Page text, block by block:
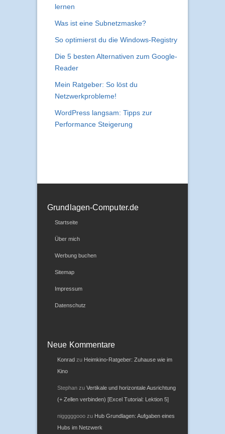
lernen
Was ist eine Subnetzmaske?
So optimierst du die Windows-Registry
Die 5 besten Alternativen zum Google-
Reader
Mein Ratgeber: So löst du
Netzwerkprobleme!
WordPress langsam: Tipps zur
Performance Steigerung
Grundlagen-Computer.de
Startseite
Über mich
Werbung buchen
Sitemap
Impressum
Datenschutz
Neue Kommentare
Konrad zu Heimkino-Ratgeber: Zuhause wie im
Kino
Stephan zu Vertikale und horizontale Ausrichtung
(+ Zellen verbinden) [Excel Tutorial: Lektion 5]
nigggggooo zu Hub Grundlagen: Aufgaben eines
Hubs im Netzwerk